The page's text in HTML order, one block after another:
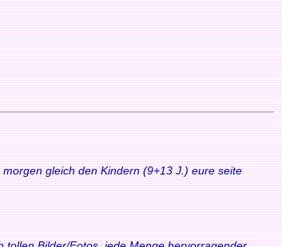
gleich den Kindern (9+13 J.) eure seite